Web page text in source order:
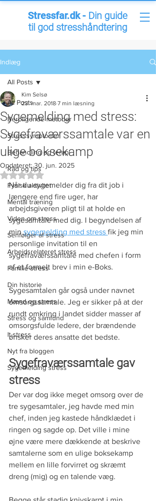
Stressfar.dk - Din guide
til god stresshåndtering
Indlæg
All Posts
Beroligende metoder
Stresssymptomer
Behandling og terapi
Råd og tips
Fysisk aktivitet
Mental træning
Viden om stress
Senfølger af stress
Arbejdsrelateret stress
Familie-stress
Din historie
Mænd og stress
Stress og samfund
It-stress
Nyt fra bloggen
Sygemelding stress
All Posts
Sygemelding med stress:
Sygefraværssamtale var en
ulige boksekamp
Kim Selsø
23. mar. 2018 7 min læsning
Opdateret:30. jun. 2025
Bedømt til NaN ud af 5 stjerner.
Når du sygemelder dig fra dit job i
længere end fire uger, har
arbejdsgiveren pligt til at holde en
sygesamtale med dig. I begyndelsen af
min sygemelding med stress fik jeg min
personlige invitation til en
sygefraværssamtale med chefen i form
af et formelt brev i min e-Boks.
Sygesamtalen går også under navnet
omsorgssamtale. Jeg er sikker på at der
rundt omkring i landet sidder masser af
omsorgsfulde ledere, der brændende
ønsker deres ansatte det bedste.
Sygefraværssamtale gav
stress
Der var dog ikke meget omsorg over de
tre sygesamtaler, jeg havde med min
chef, inden jeg kastede håndklædet i
ringen og sagde op. Det ville i mine
øjne være mere dækkende at beskrive
samtalerne som en ulige boksekamp
mellem en lille forvirret og skræmt
dreng (mig) og en talende væg.